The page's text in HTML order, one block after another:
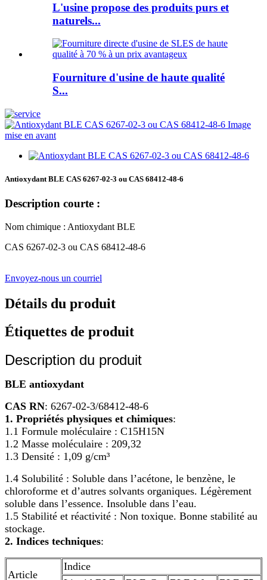
L'usine propose des produits purs et
naturels...
Fourniture d'usine de haute qualité
S...
Antioxydant BLE CAS 6267-02-3 ou CAS 68412-48-6
Description courte :
Nom chimique : Antioxydant BLE
CAS 6267-02-3 ou CAS 68412-48-6
Envoyez-nous un courriel
Détails du produit
Étiquettes de produit
Description du produit
BLE antioxydant
CAS RN: 6267-02-3/68412-48-6
1. Propriétés physiques et chimiques:
1.1 Formule moléculaire : C15H15N
1.2 Masse moléculaire : 209,32
1.3 Densité : 1,09 g/cm³
1.4 Solubilité : Soluble dans l’acétone, le benzène, le
chloroforme et d’autres solvants organiques. Légèrement
soluble dans l’essence. Insoluble dans l’eau.
1.5 Stabilité et réactivité : Non toxique. Bonne stabilité au
stockage.
2. Indices techniques:
Article
Indice